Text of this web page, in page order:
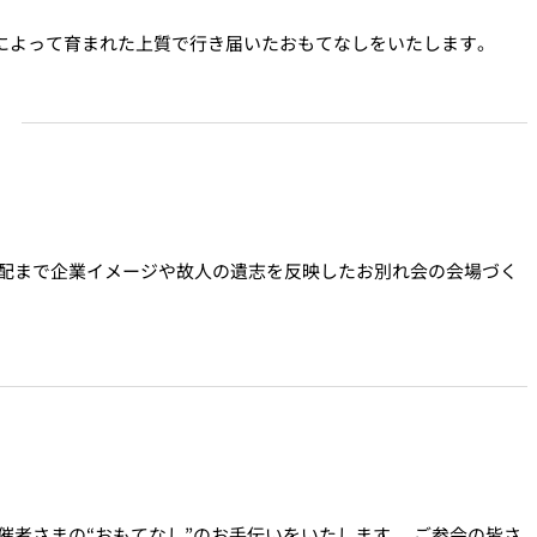
って育まれた上質で行き届いたおもてなしをいたします。
で企業イメージや故人の遺志を反映したお別れ会の会場づく